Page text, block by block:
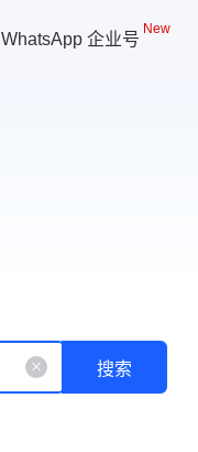
WhatsApp 企业号
New
搜索